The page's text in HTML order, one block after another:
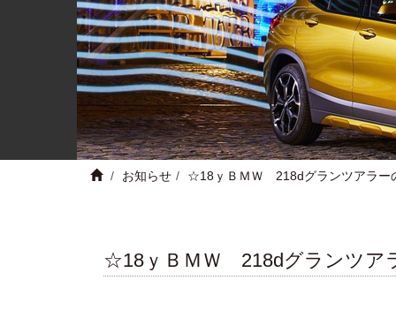
お知らせ ☆18ｙＢＭＷ 218dグランツアラー
☆18ｙＢＭＷ 218dグランツア